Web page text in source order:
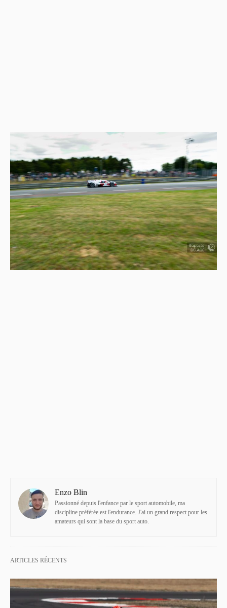
Enzo Blin
Passionné depuis l'enfance par le sport automobile, ma
discipline préférée est l'endurance. J'ai un grand respect pour les
amateurs qui sont la base du sport auto.
ARTICLES RÉCENTS